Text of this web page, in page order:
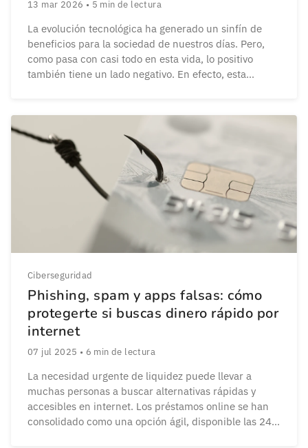
13 mar 2026 • 5 min de lectura
La evolución tecnológica ha generado un sinfín de
beneficios para la sociedad de nuestros días. Pero,
como pasa con casi todo en esta vida, lo positivo
también tiene un lado negativo. En efecto, esta
ninguna broma, los hackers pueden provocar […]
Ciberseguridad
Phishing, spam y apps falsas: cómo
protegerte si buscas dinero rápido por
internet
07 jul 2025 • 6 min de lectura
La necesidad urgente de liquidez puede llevar a
muchas personas a buscar alternativas rápidas y
accesibles en internet. Los préstamos online se han
consolidado como una opción ágil, disponible las 24